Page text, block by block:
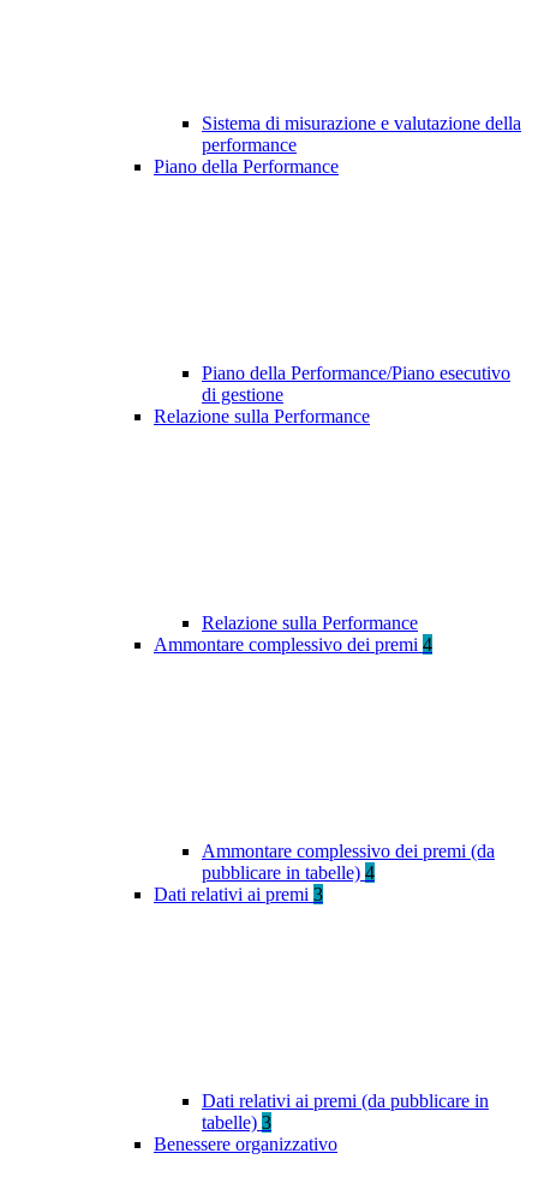
Sistema di misurazione e valutazione della
performance
Piano della Performance
Piano della Performance/Piano esecutivo
di gestione
Relazione sulla Performance
Relazione sulla Performance
Ammontare complessivo dei premi 4
Ammontare complessivo dei premi (da
pubblicare in tabelle) 4
Dati relativi ai premi 3
Dati relativi ai premi (da pubblicare in
tabelle) 3
Benessere organizzativo